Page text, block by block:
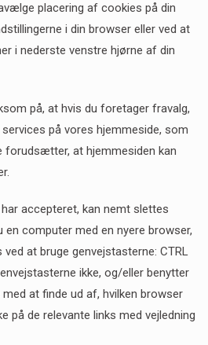
placering af cookies på din
i din browser eller ved at
i nederste venstre hjørne af din
på, at hvis du foretager fravalg,
på vores hjemmeside, som
forudsætter, at hjemmesiden kan
accepteret, kan nemt slettes
computer med en nyere browser,
at bruge genvejstasterne: CTRL
ikke, og/eller benytter
at finde ud af, hvilken browser
på de relevante links med vejledning